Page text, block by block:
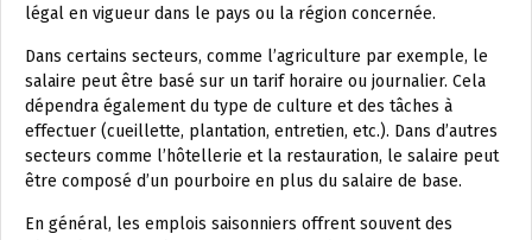
légal en vigueur dans le pays ou la région concernée.
Dans certains secteurs, comme l’agriculture par exemple, le
salaire peut être basé sur un tarif horaire ou journalier. Cela
dépendra également du type de culture et des tâches à
effectuer (cueillette, plantation, entretien, etc.). Dans d’autres
secteurs comme l’hôtellerie et la restauration, le salaire peut
être composé d’un pourboire en plus du salaire de base.
En général, les emplois saisonniers offrent souvent des